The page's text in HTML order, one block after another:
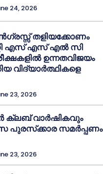
24, 2026
തളിയക്കോണം
എസ് എസ് എൽ സി
ഉന്നതവിജയം
വിദ്യാർത്ഥികളെ
23, 2026
ക്ലബ് വാർഷികവും
പുരസ്‌ക്കാര സമർപ്പണം
23, 2026